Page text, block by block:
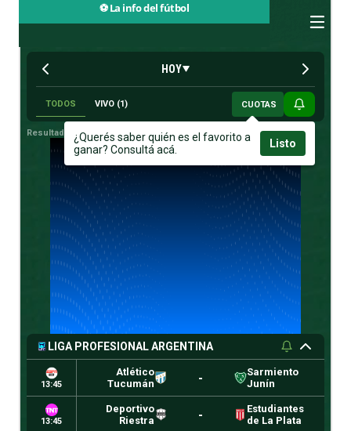
⚽ La info del fútbol